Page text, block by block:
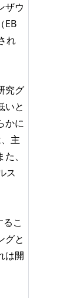
ザウ
EB
れ
究グ
いと
かに
主
、
ス
こ
グと
は開